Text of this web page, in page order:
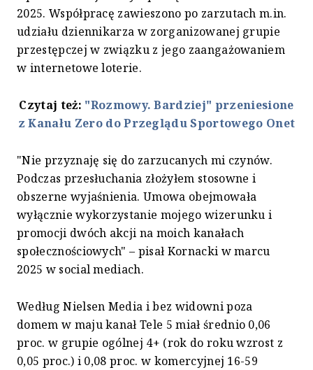
2025. Współpracę zawieszono po zarzutach m.in.
udziału dziennikarza w zorganizowanej grupie
przestępczej w związku z jego zaangażowaniem
w internetowe loterie.
Czytaj też: "Rozmowy. Bardziej" przeniesione
z Kanału Zero do Przeglądu Sportowego Onet
"Nie przyznaję się do zarzucanych mi czynów.
Podczas przesłuchania złożyłem stosowne i
obszerne wyjaśnienia. Umowa obejmowała
wyłącznie wykorzystanie mojego wizerunku i
promocji dwóch akcji na moich kanałach
społecznościowych" – pisał Kornacki w marcu
2025 w social mediach.
Według Nielsen Media i bez widowni poza
domem w maju kanał Tele 5 miał średnio 0,06
proc. w grupie ogólnej 4+ (rok do roku wzrost z
0,05 proc.) i 0,08 proc. w komercyjnej 16-59